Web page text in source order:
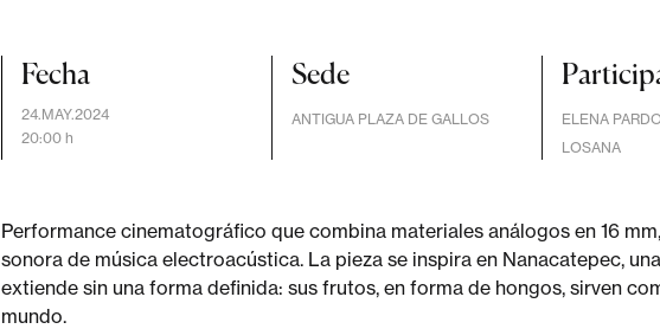
Fecha
24.MAY.2024
20:00 h
Sede
ANTIGUA PLAZA DE GALLOS ELENA
LOSANA
Performance cinematográfico que combina materiales análogos en 16
sonora de música electroacústica. La pieza se inspira en Nanacatepec,
extiende sin una forma definida: sus frutos, en forma de hongos, sirven
mundo.